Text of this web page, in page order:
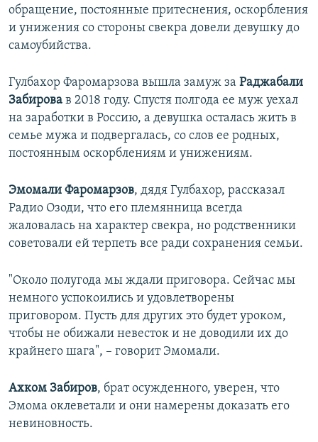
обращение, постоянные притеснения, оскорбления
и унижения со стороны свекра довели девушку до
самоубийства.
Гулбахор Фаромарзова вышла замуж за Раджабали
Забирова в 2018 году. Спустя полгода ее муж уехал
на заработки в Россию, а девушка осталась жить в
семье мужа и подвергалась, со слов ее родных,
постоянным оскорблениям и унижениям.
Эмомали Фаромарзов, дядя Гулбахор, рассказал
Радио Озоди, что его племянница всегда
жаловалась на характер свекра, но родственники
советовали ей терпеть все ради сохранения семьи.
"Около полугода мы ждали приговора. Сейчас мы
немного успокоились и удовлетворены
приговором. Пусть для других это будет уроком,
чтобы не обижали невесток и не доводили их до
крайнего шага", – говорит Эмомали.
Ахком Забиров, брат осужденного, уверен, что
Эмома оклеветали и они намерены доказать его
невиновность.